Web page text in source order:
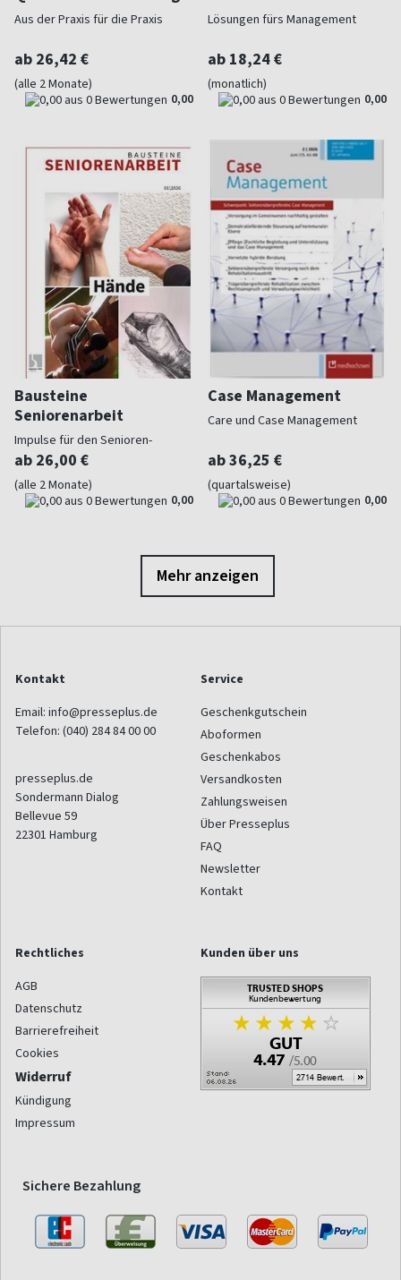
Aus der Praxis für die Praxis
ab 26,42 €
(alle 2 Monate)
0,00
Lösungen fürs Management
ab 18,24 €
(monatlich)
0,00
Bausteine
Seniorenarbeit
Impulse für den Senioren-
Nachmittag
ab 26,00 €
(alle 2 Monate)
0,00
Case Management
Care und Case Management
ab 36,25 €
(quartalsweise)
0,00
Mehr anzeigen
Kontakt
Email: info@presseplus.de
Telefon: (040) 284 84 00 00
presseplus.de
Sondermann Dialog
Bellevue 59
22301 Hamburg
Service
Geschenkgutschein
Aboformen
Geschenkabos
Versandkosten
Zahlungsweisen
Über Presseplus
FAQ
Newsletter
Kontakt
Rechtliches
AGB
Datenschutz
Barrierefreiheit
Cookies
Widerruf
Kündigung
Impressum
Kunden über uns
Sichere Bezahlung